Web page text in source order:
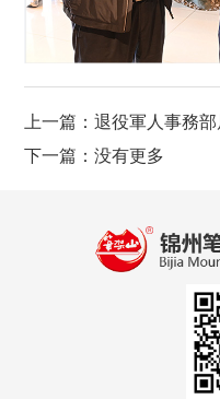
下一篇：没有更多